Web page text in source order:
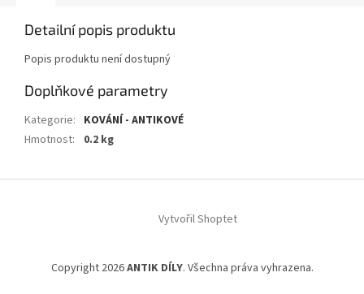
Detailní popis produktu
Popis produktu není dostupný
Doplňkové parametry
Kategorie: KOVÁNÍ - ANTIKOVÉ
Hmotnost: 0.2 kg
Vytvořil Shoptet
Copyright 2026ANTIK DÍLY. Všechna práva vyhrazena.